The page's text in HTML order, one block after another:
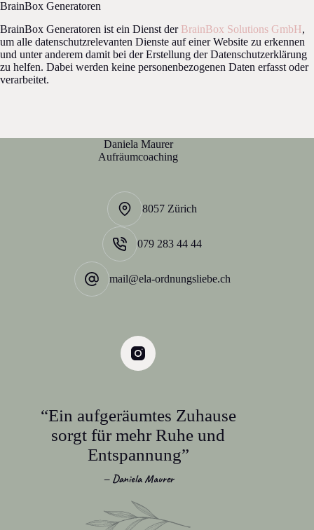
BrainBox Generatoren
BrainBox Generatoren ist ein Dienst der BrainBox Solutions GmbH,
um alle datenschutzrelevanten Dienste auf einer Website zu erkennen
und unter anderem damit bei der Erstellung der Datenschutzerklärung
zu helfen. Dabei werden keine personenbezogenen Daten erfasst oder
verarbeitet.
Daniela Maurer
Aufräumcoaching
8057 Zürich
079 283 44 44
mail@ela-ordnungsliebe.ch
“Ein aufgeräumtes Zuhause
sorgt für mehr Ruhe und
Entspannung”
— Daniela Maurer